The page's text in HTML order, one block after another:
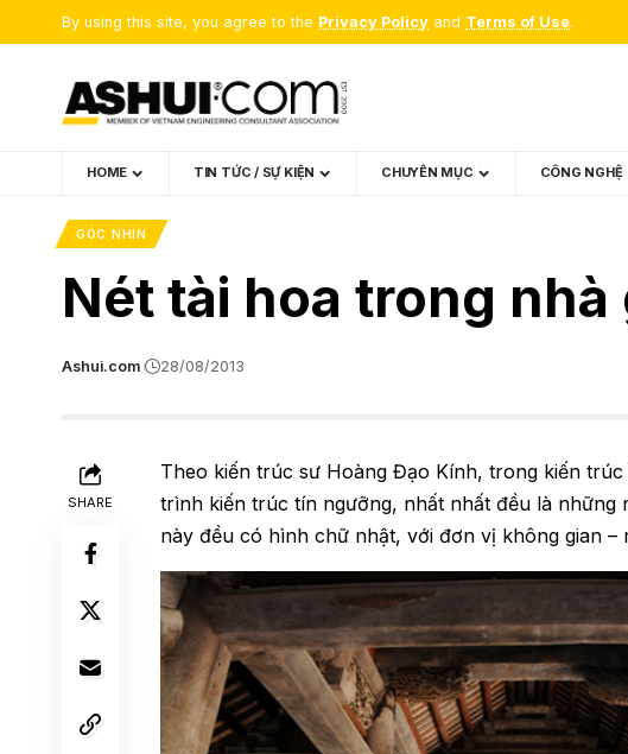
By using this site, you agree to the Privacy Policy and Terms of Use.
HOME TIN TỨC / SỰ KIỆN CHUYÊN MỤC CÔNG NGHỆ
GÓC NHÌN
Nét tài hoa trong
Ashui.com 28/08/2013
SHARE
Theo kiến trúc sư Hoàng Đạo Kính, trong kiến
trình kiến trúc tín ngưỡng, nhất nhất đều là những
này đều có hình chữ nhật, với đơn vị không gian –